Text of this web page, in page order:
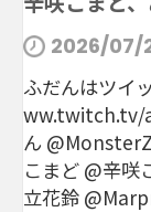
2026/07/
ふだんはツイ
ww.twitch.tv/
ん
こまど @辛
立花鈴